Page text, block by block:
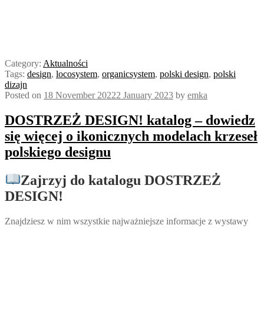
Category: Aktualności
Tags: design, locosystem, organicsystem, polski design, polski
dizajn
Posted on 18 November 20222 January 2023 by emka
DOSTRZEŻ DESIGN! katalog – dowiedz
się więcej o ikonicznych modelach krzeseł
polskiego designu
Zajrzyj do katalogu DOSTRZEŻ
DESIGN!
Znajdziesz w nim wszystkie najważniejsze informacje z wystawy